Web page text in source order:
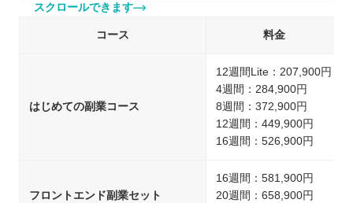
スクロールできます
コース 料金
はじめての副業コース
12週間Lite：207,900円
4週間：284,900円
8週間：372,900円
12週間：449,900円
16週間：526,900円
フロントエンド副業セット
16週間：581,900円
20週間：658,900円